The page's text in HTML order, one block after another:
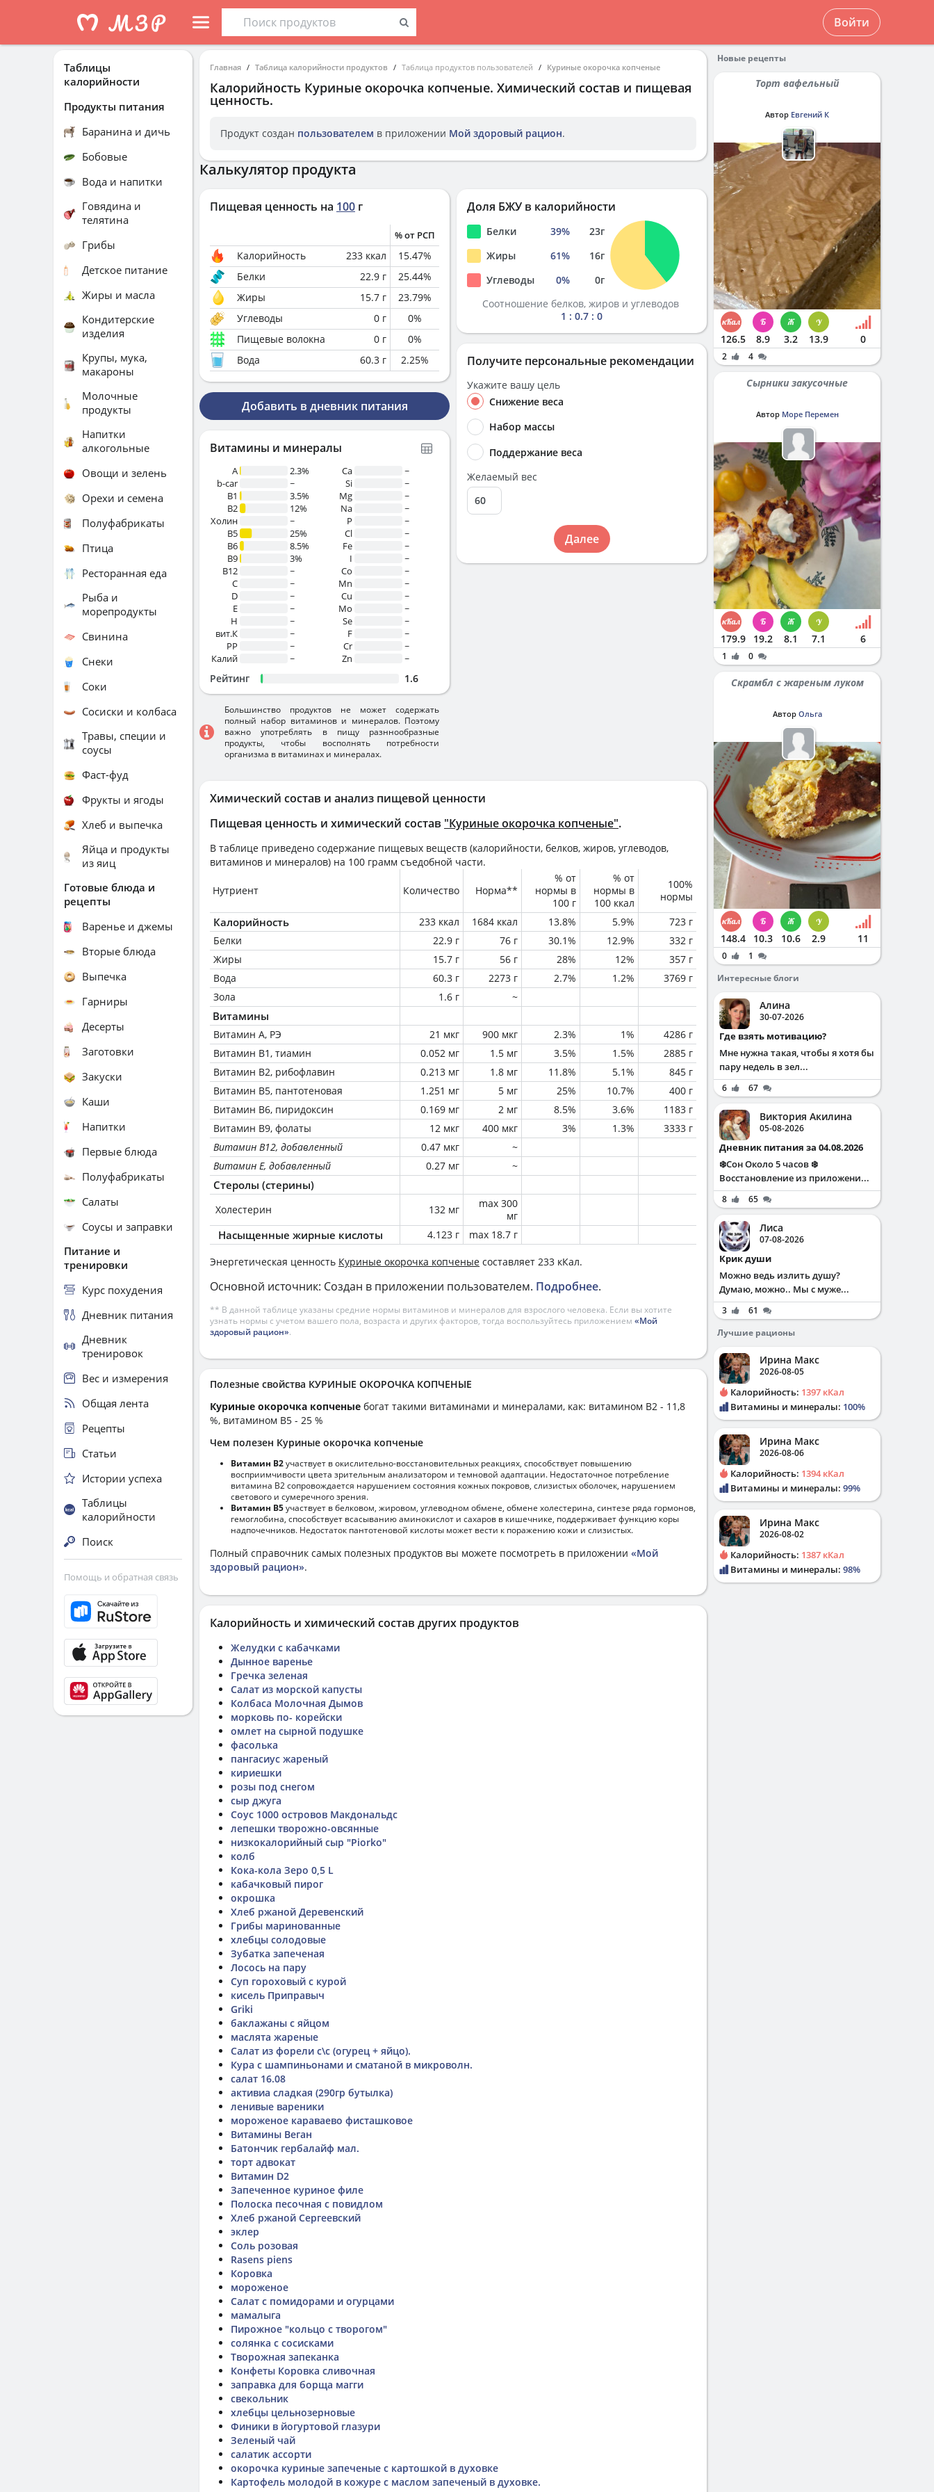
Войти
Главная Таблица калорийности продуктов Таблица продуктов пользователей Куриные окорочка копченые
Калорийность Куриные окорочка копченые. Химический состав и пищевая
ценность.
Продукт создан пользователем в приложении Мой здоровый рацион.
Химический состав и анализ пищевой ценности
Пищевая ценность и химический состав "Куриные окорочка копченые".
В таблице приведено содержание пищевых веществ (калорийности, белков, жиров, углеводов,
витаминов и минералов) на 100 грамм съедобной части.
Нутриент Количество Норма**
% от
нормы в
100 г
% от
нормы в
100 ккал
100%
нормы
Калорийность 233 ккал 1684 ккал 13.8% 5.9%
723 г
Белки
22.9 г 76 г 30.1% 12.9%
332 г
Жиры
15.7 г 56 г 28% 12%
357 г
Вода
60.3 г 2273 г 2.7% 1.2%
3769 г
Зола
1.6 г ~
Витамины
Витамин А, РЭ 21 мкг 900 мкг 2.3% 1%
4286 г
Витамин В1, тиамин
0.052 мг 1.5 мг 3.5% 1.5%
2885 г
Витамин В2, рибофлавин
0.213 мг 1.8 мг 11.8% 5.1%
845 г
Витамин В5, пантотеновая
1.251 мг 5 мг 25% 10.7%
400 г
Витамин В6, пиридоксин
0.169 мг 2 мг 8.5% 3.6%
1183 г
Витамин В9, фолаты
12 мкг 400 мкг 3% 1.3%
3333 г
Витамин B12, добавленный
0.47 мкг
~
Витамин E, добавленный
0.27 мг ~
Стеролы (стерины)
Холестерин 132 мг
max 300
мг
Насыщенные жирные кислоты 4.123 г max 18.7 г
Энергетическая ценность Куриные окорочка копченые составляет 233 кКал.
Основной источник: Создан в приложении пользователем. Подробнее.
** В данной таблице указаны средние нормы витаминов и минералов для взрослого человека. Если вы хотите
узнать нормы с учетом вашего пола, возраста и других факторов, тогда воспользуйтесь приложением «Мой
здоровый рацион».
Калькулятор продукта
Пищевая ценность на 100 г
% от РСП
Калорийность 233 ккал 15.47%
Белки
22.9 г 25.44%
Жиры
15.7 г 23.79%
Углеводы
0 г 0%
Пищевые волокна
0 г 0%
Вода
60.3 г 2.25%
Добавить в дневник питания
Витамины и минералы
A
2.3%
b-car
~
В1
3.5%
B2
12%
Холин
~
B5
25%
B6
8.5%
B9
3%
B12
~
C
~
D
~
E
~
H
~
вит.К
~
PP
~
Калий
~
Ca
~
Si
~
Mg
~
Na
~
P
~
Cl
~
Fe
~
I
~
Co
~
Mn
~
Cu
~
Mo
~
Se
~
F
~
Cr
~
Zn
~
Рейтинг 1.6
Большинство продуктов не может содержать
полный набор витаминов и минералов. Поэтому
важно употреблять в пищу разннообразные
продукты, чтобы восполнять потребности
организма в витаминах и минералах.
Доля БЖУ в калорийности
Белки 39% 23г
Жиры
61% 16г
Углеводы
0% 0г
Соотношение белков, жиров и углеводов
1 : 0.7 : 0
Получите персональные рекомендации
Укажите вашу цель
Снижение веса
Набор массы
Поддержание веса
Желаемый вес
Далее
Полезные свойства КУРИНЫЕ ОКОРОЧКА КОПЧЕНЫЕ
Куриные окорочка копченые богат такими витаминами и минералами, как: витамином B2 - 11,8
%, витамином B5 - 25 %
Чем полезен Куриные окорочка копченые
Витамин В2участвует в окислительно-восстановительных реакциях, способствует повышению
восприимчивости цвета зрительным анализатором и темновой адаптации. Недостаточное потребление
витамина В2 сопровождается нарушением состояния кожных покровов, слизистых оболочек, нарушением
светового и сумеречного зрения.
Витамин В5участвует в белковом, жировом, углеводном обмене, обмене холестерина, синтезе ряда гормонов,
гемоглобина, способствует всасыванию аминокислот и сахаров в кишечнике, поддерживает функцию коры
надпочечников. Недостаток пантотеновой кислоты может вести к поражению кожи и слизистых.
Полный справочник самых полезных продуктов вы можете посмотреть в приложении «Мой
здоровый рацион».
Калорийность и химический состав других продуктов
Желудки с кабачками
Дынное варенье
Гречка зеленая
Салат из морской капусты
Колбаса Молочная Дымов
морковь по- корейски
омлет на сырной подушке
фасолька
пангасиус жареный
кириешки
розы под снегом
сыр джуга
Соус 1000 островов Макдональдс
лепешки творожно-овсянные
низкокалорийный сыр "Piorko"
колб
Кока-кола Зеро 0,5 L
кабачковый пирог
окрошка
Хлеб ржаной Деревенский
Грибы маринованные
хлебцы солодовые
Зубатка запеченая
Лосось на пару
Суп гороховый с курой
кисель Приправыч
Griki
баклажаны с яйцом
маслята жареные
Салат из форели с\с (огурец + яйцо).
Кура с шампиньонами и сматаной в микроволн.
салат 16.08
активиа сладкая (290гр бутылка)
ленивые вареники
мороженое караваево фисташковое
Витамины Веган
Батончик гербалайф мал.
торт адвокат
Витамин D2
Запеченное куриное филе
Полоска песочная с повидлом
Хлеб ржаной Сергеевский
эклер
Соль розовая
Rasens piens
Коровка
мороженое
Салат с помидорами и огурцами
мамалыга
Пирожное "кольцо с творогом"
солянка с сосисками
Творожная запеканка
Конфеты Коровка сливочная
заправка для борща магги
свекольник
хлебцы цельнозерновые
Финики в йогуртовой глазури
Зеленый чай
салатик ассорти
окорочка куриные запеченые с картошкой в духовке
Картофель молодой в кожуре с маслом запеченый в духовке.
Таблицы
калорийности
Продукты питания
Баранина и дичь
Бобовые
Вода и напитки
Говядина и
телятина
Грибы
Детское питание
Жиры и масла
Кондитерские
изделия
Крупы, мука,
макароны
Молочные
продукты
Напитки
алкогольные
Овощи и зелень
Орехи и семена
Полуфабрикаты
Птица
Ресторанная еда
Рыба и
морепродукты
Свинина
Снеки
Соки
Сосиски и колбаса
Травы, специи и
соусы
Фаст-фуд
Фрукты и ягоды
Хлеб и выпечка
Яйца и продукты
из яиц
Готовые блюда и
рецепты
Варенье и джемы
Вторые блюда
Выпечка
Гарниры
Десерты
Заготовки
Закуски
Каши
Напитки
Первые блюда
Полуфабрикаты
Салаты
Соусы и заправки
Питание и
тренировки
Курс похудения
Дневник питания
Дневник
тренировок
Вес и измерения
Общая лента
Рецепты
Статьи
Истории успеха
Таблицы
калорийности
Поиск
Помощь и обратная связь
Новые рецепты
Торт вафельный
Автор Евгений К
126.5 8.9 3.2 13.9 0
2 4
Сырники закусочные
Автор Море Перемен
179.9 19.2 8.1 7.1 6
1 0
Скрамбл с жареным луком
Автор Ольга
148.4 10.3 10.6 2.9 11
0
1
Интересные блоги
Алина
30-07-2026
Где взять мотивацию?
Мне нужна такая, чтобы я хотя бы
пару недель в зел...
6 67
Виктория Акилина
05-08-2026
Дневник питания за 04.08.2026
❄️Сон Около 5 часов ❄️
Восстановление из приложени...
8 65
Лиса
07-08-2026
Крик души
Можно ведь излить душу?
Думаю, можно.. Мы с муже...
3
61
Лучшие рационы
Ирина Макс
2026-08-05
Калорийность: 1397 кКал
Витамины и минералы: 100%
Ирина Макс
2026-08-06
Калорийность: 1394 кКал
Витамины и минералы: 99%
Ирина Макс
2026-08-02
Калорийность: 1387 кКал
Витамины и минералы: 98%